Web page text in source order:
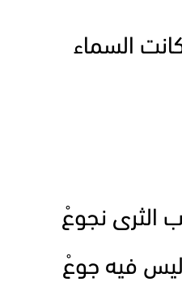
السماء
الثرى نجوعْ
ليس فيه جوعْ